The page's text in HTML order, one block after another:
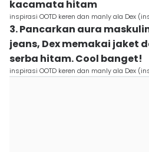
kacamata hitam
inspirasi OOTD keren dan manly ala Dex
3. Pancarkan aura
jeans, Dex memakai jaket
serba hitam. Cool banget!
inspirasi OOTD keren dan manly ala Dex